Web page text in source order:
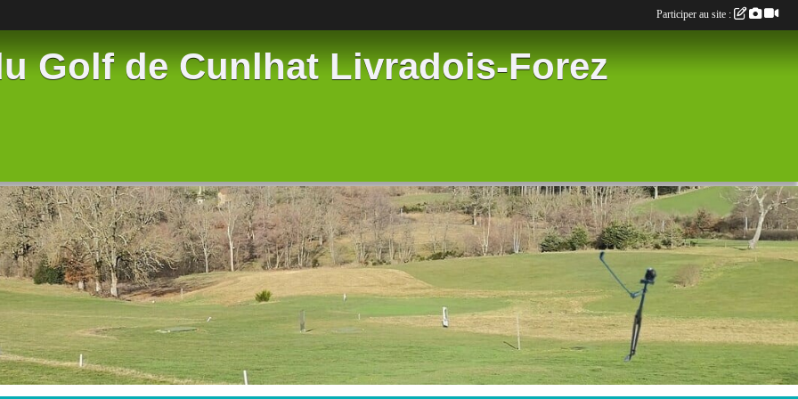
Golf de Cunlhat Livradois-Forez
Participer au site :